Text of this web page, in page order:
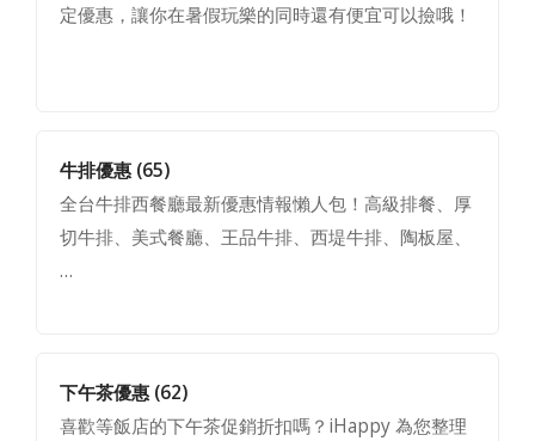
定優惠，讓你在暑假玩樂的同時還有便宜可以撿哦！
牛排優惠 (65)
全台牛排西餐廳最新優惠情報懶人包！高級排餐、厚
切牛排、美式餐廳、王品牛排、西堤牛排、陶板屋、
…
下午茶優惠 (62)
喜歡等飯店的下午茶促銷折扣嗎？iHappy 為您整理